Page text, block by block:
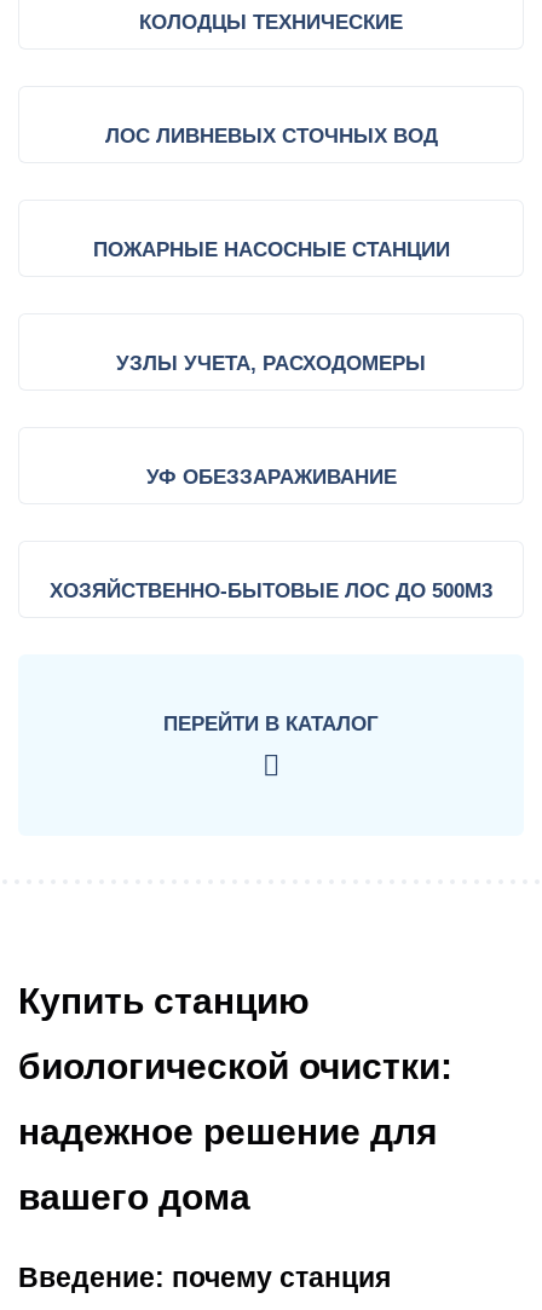
КОЛОДЦЫ ТЕХНИЧЕСКИЕ
ЛОС ЛИВНЕВЫХ СТОЧНЫХ ВОД
ПОЖАРНЫЕ НАСОСНЫЕ СТАНЦИИ
УЗЛЫ УЧЕТА, РАСХОДОМЕРЫ
УФ ОБЕЗЗАРАЖИВАНИЕ
ХОЗЯЙСТВЕННО-БЫТОВЫЕ ЛОС ДО 500М3
ПЕРЕЙТИ В КАТАЛОГ
Купить станцию
биологической очистки:
надежное решение для
вашего дома
Введение: почему станция